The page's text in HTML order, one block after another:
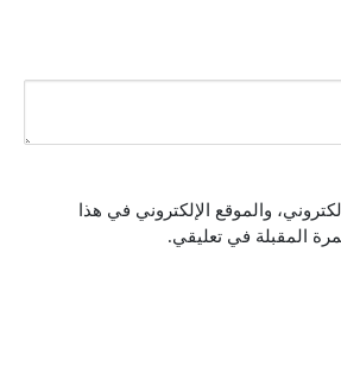
والموقع الإلكتروني في هذا
المقبلة في تعليقي.